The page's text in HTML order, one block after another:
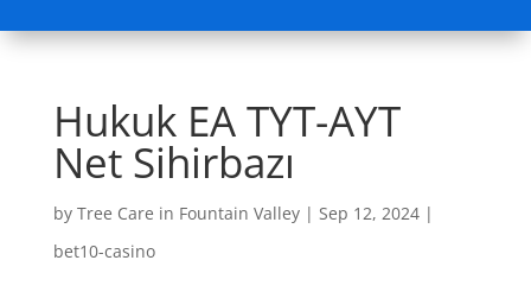
Hukuk EA TYT-AYT
Net Sihirbazı
by Tree Care in Fountain Valley| Sep 12, 2024|
bet10-casino